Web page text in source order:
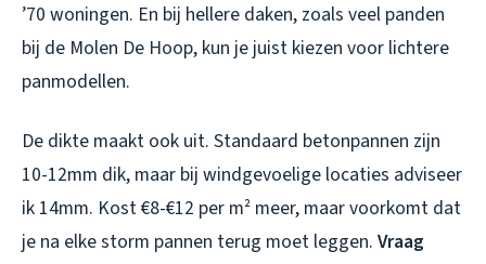
’70 woningen. En bij hellere daken, zoals veel panden
bij de Molen De Hoop, kun je juist kiezen voor lichtere
panmodellen.
De dikte maakt ook uit. Standaard betonpannen zijn
10-12mm dik, maar bij windgevoelige locaties adviseer
ik 14mm. Kost €8-€12 per m² meer, maar voorkomt dat
je na elke storm pannen terug moet leggen. Vraag